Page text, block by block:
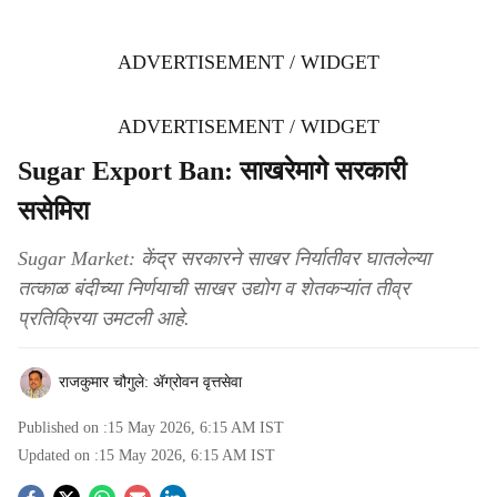
ADVERTISEMENT / WIDGET
ADVERTISEMENT / WIDGET
Sugar Export Ban: साखरेमागे सरकारी
ससेमिरा
Sugar Market: केंद्र सरकारने साखर निर्यातीवर घातलेल्या
तत्काळ बंदीच्या निर्णयाची साखर उद्योग व शेतकऱ्यांत तीव्र
प्रतिक्रिया उमटली आहे.
राजकुमार चौगुले: ॲग्रोवन वृत्तसेवा
Published on :15 May 2026, 6:15 AM IST
Updated on :15 May 2026, 6:15 AM IST